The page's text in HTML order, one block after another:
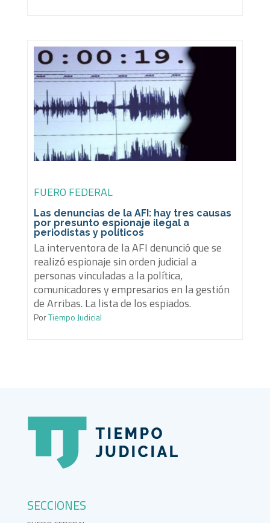
FUERO FEDERAL
Las denuncias de la AFI: hay tres causas
por presunto espionaje ilegal a
periodistas y políticos
La interventora de la AFI denunció que se
realizó espionaje sin orden judicial a
personas vinculadas a la política,
comunicadores y empresarios en la gestión
de Arribas. La lista de los espiados.
PorTiempo Judicial
SECCIONES